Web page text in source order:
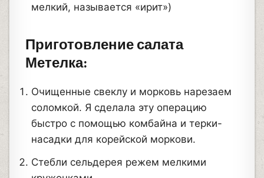
мелкий, называется «ирит»)
Приготовление салата
Метелка:
Очищенные свеклу и морковь нарезаем
соломкой. Я сделала эту операцию
быстро с помощью комбайна и терки-
насадки для корейской моркови.
Стебли сельдерея режем мелкими